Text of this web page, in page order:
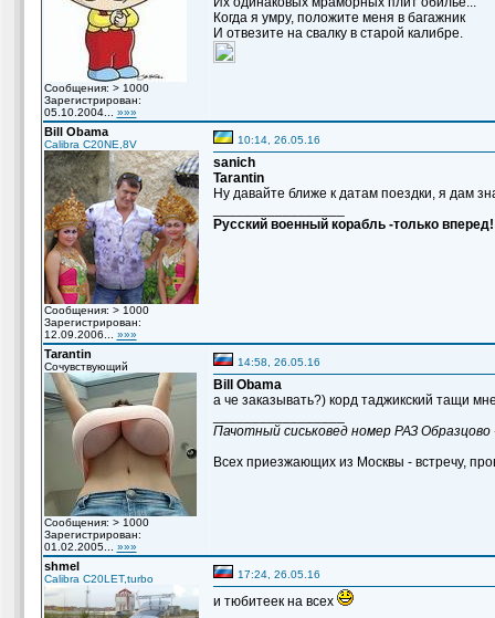
Сообщения: > 1000
Зарегистрирован:
05.10.2004... »»»
Когда я умру, положите меня в багажник
И отвезите на свалку в старой калибре.
Bill Obama
Calibra C20NE,8V
Сообщения: > 1000
Зарегистрирован:
12.09.2006... »»»
10:14, 26.05.16
sanich
Tarantin
Ну давайте ближе к датам поездки, я дам
Русский военный корабль -только вперед!
Tarantin
Сочувствующий
Сообщения: > 1000
Зарегистрирован:
01.02.2005... »»»
14:58, 26.05.16
Bill Obama
а че заказывать?) корд таджикский тащи
Пачотный сиськовед номер РАЗ
Всех приезжающих из Москвы - встречу,
shmel
Calibra C20LET,turbo 17:24, 26.05.16
и тюбитеек на всех